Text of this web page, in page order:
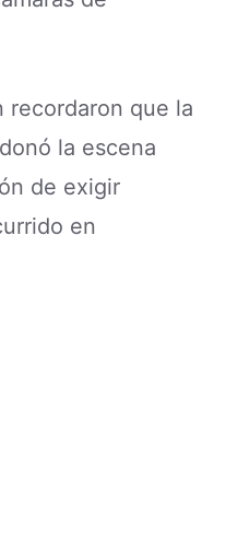
recordaron que la
la escena
de exigir
en